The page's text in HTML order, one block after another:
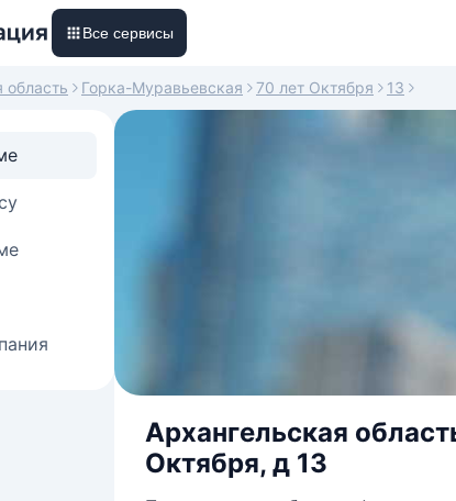
Все сервисы
область Горка-Муравьевская 70 лет Октября 13
Архангельская
Октября, д 13